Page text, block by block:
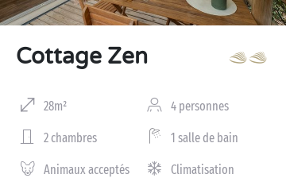
Cottage Zen
28m² 4 personnes
2 chambres 1 salle de bain
Animaux acceptés
Climatisation